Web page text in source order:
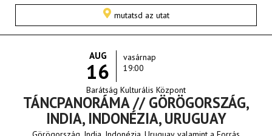
mutatsd az utat
AUG
16
vasárnap
19:00
Barátság Kulturális Központ
TÁNCPANORÁMA // GÖRÖGORSZÁG,
INDIA, INDONÉZIA, URUGUAY